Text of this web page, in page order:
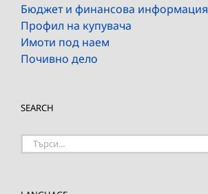
Бюджет и финансова информация
Профил на купувача
Имоти под наем
Почивно дело
SEARCH
Търсене